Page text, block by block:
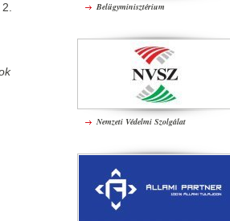
Belügyminisztérium
Nemzeti Védelmi Szolgálat